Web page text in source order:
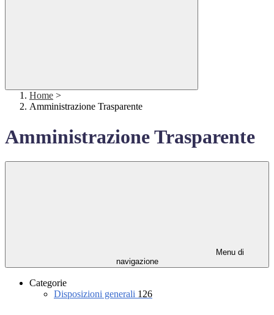
Home >
Amministrazione Trasparente
Amministrazione Trasparente
Menu di
navigazione
Categorie
Disposizioni generali 126